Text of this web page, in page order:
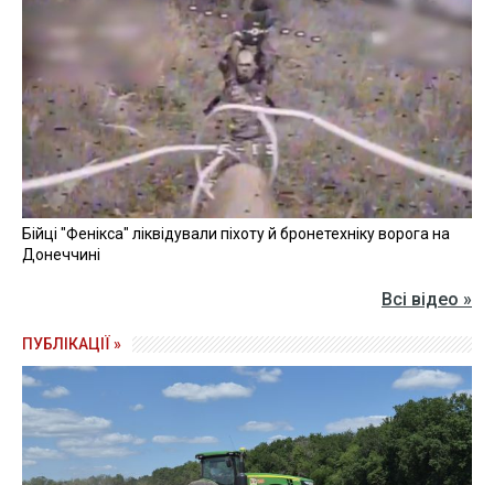
Бійці "Фенікса" ліквідували піхоту й бронетехніку ворога на
Донеччині
Всі відео »
ПУБЛІКАЦІЇ »